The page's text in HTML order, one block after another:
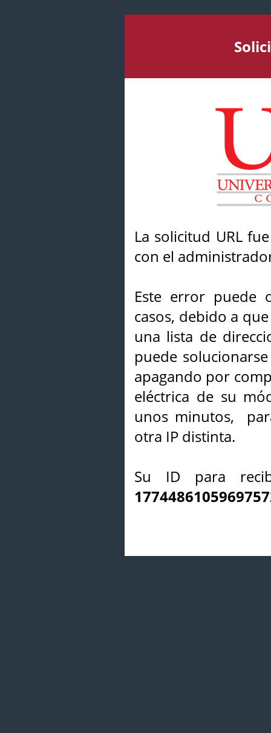
La solicitud URL
con el
Este error puede
casos, debido a
una lista de
puede
apagando por
eléctrica de su
unos minutos,
otra IP distinta.
Su ID para